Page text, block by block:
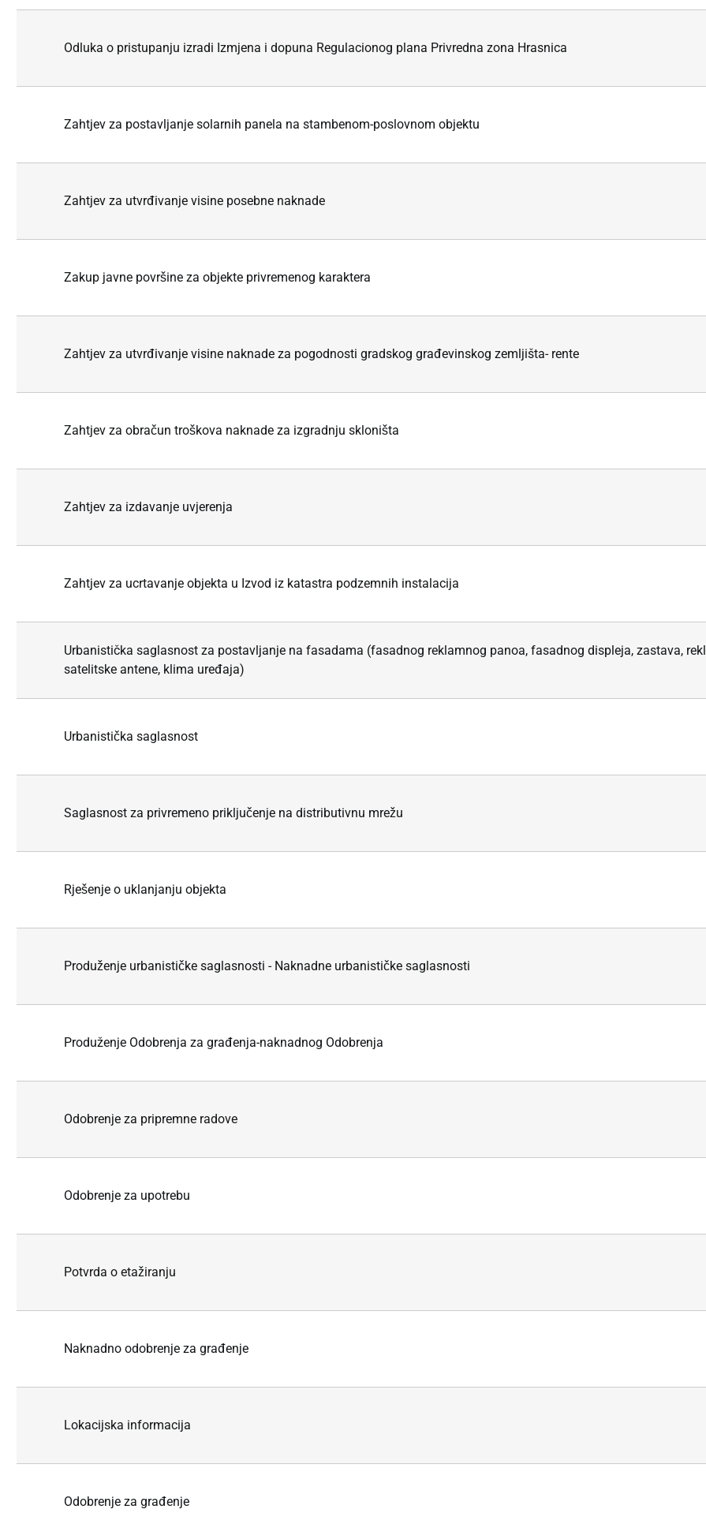
Odluka o pristupanju izradi Izmjena i dopuna Regulacionog plana Privredna zona Hrasnica
Zahtjev za postavljanje solarnih panela na stambenom-poslovnom objektu
Zahtjev za utvrđivanje visine posebne naknade
Zakup javne površine za objekte privremenog karaktera
Zahtjev za utvrđivanje visine naknade za pogodnosti gradskog građevinskog zemljišta- rente
Zahtjev za obračun troškova naknade za izgradnju skloništa
Zahtjev za izdavanje uvjerenja
Zahtjev za ucrtavanje objekta u Izvod iz katastra podzemnih instalacija
Urbanistička saglasnost za postavljanje na fasadama (fasadnog reklamnog panoa, fasadnog displeja, zastava,
satelitske antene, klima uređaja)
Urbanistička saglasnost
Saglasnost za privremeno priključenje na distributivnu mrežu
Rješenje o uklanjanju objekta
Produženje urbanističke saglasnosti - Naknadne urbanističke saglasnosti
Produženje Odobrenja za građenja-naknadnog Odobrenja
Odobrenje za pripremne radove
Odobrenje za upotrebu
Potvrda o etažiranju
Naknadno odobrenje za građenje
Lokacijska informacija
Odobrenje za građenje